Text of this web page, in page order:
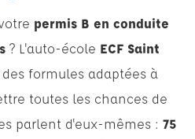
permis B en conduite
? L'auto-école ECF Saint
formules adaptées à
toutes les chances de
parlent d'eux-mêmes : 75